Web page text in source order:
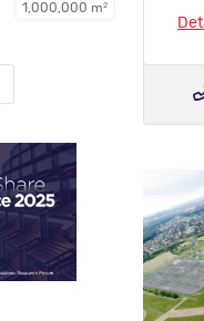
1,000,000 m2